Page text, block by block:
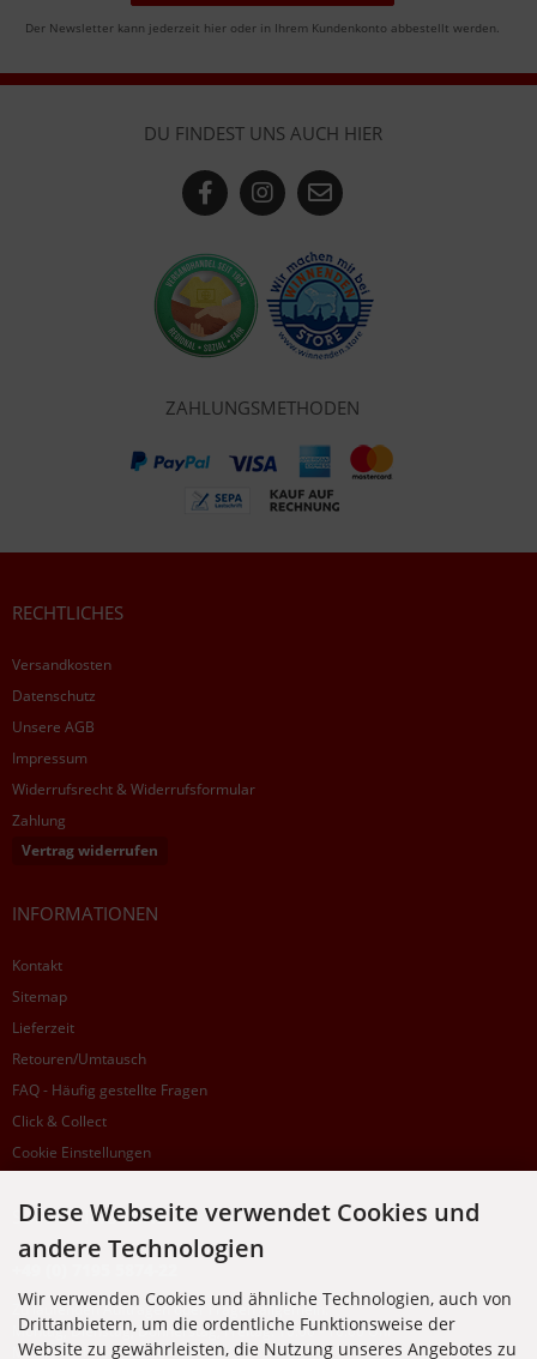
Der Newsletter kann jederzeit hier oder in Ihrem Kundenkonto abbestellt werden.
DU FINDEST UNS AUCH HIER
ZAHLUNGSMETHODEN
RECHTLICHES
Versandkosten
Datenschutz
Unsere AGB
Impressum
Widerrufsrecht & Widerrufsformular
Zahlung
Vertrag widerrufen
INFORMATIONEN
Kontakt
Sitemap
Lieferzeit
Retouren/Umtausch
FAQ - Häufig gestellte Fragen
Click & Collect
Cookie Einstellungen
SUPPORTHOTLINE
Zu laufenden Aufträgen oder Fragen allgemein:
Montag, Dienstag, Donnerstag, Freitag: 10:00 - 16:00 Uhr
Mittwoch: 10:00 - 18:00 Uhr
Diese Webseite verwendet Cookies und
andere Technologien
Wir verwenden Cookies und ähnliche Technologien, auch von
Drittanbietern, um die ordentliche Funktionsweise der
Website zu gewährleisten, die Nutzung unseres Angebotes zu